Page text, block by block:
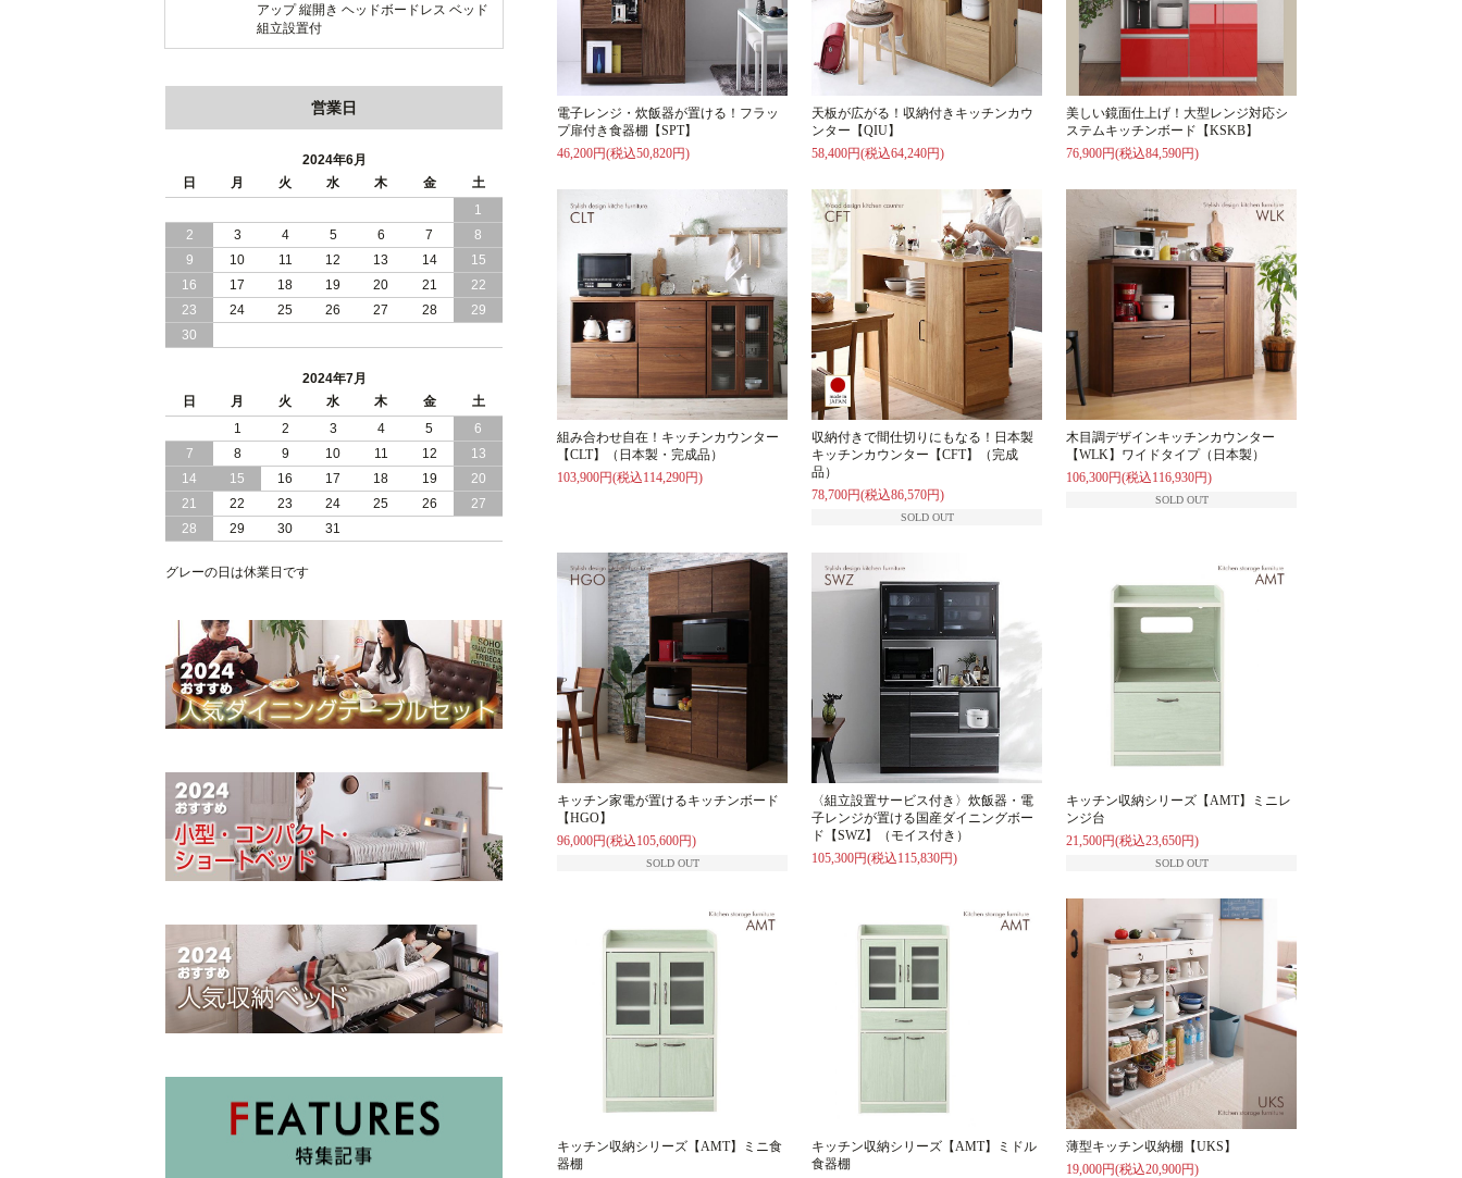
電子レンジ・炊飯器が置ける！フラッ
プ扉付き食器棚【SPT】
46,200円(税込50,820円)
天板が広がる！収納付きキッチンカウ
ンター【QIU】
58,400円(税込64,240円)
美しい鏡面仕上げ！大型レンジ対応シ
ステムキッチンボード【KSKB】
76,900円(税込84,590円)
組み合わせ自在！キッチンカウンター
【CLT】（日本製・完成品）
103,900円(税込114,290円)
収納付きで間仕切りにもなる！日本製
キッチンカウンター【CFT】（完成
品）
78,700円(税込86,570円)
SOLD OUT
木目調デザインキッチンカウンター
【WLK】ワイドタイプ（日本製）
106,300円(税込116,930円)
SOLD OUT
キッチン家電が置けるキッチンボード
【HGO】
96,000円(税込105,600円)
SOLD OUT
〈組立設置サービス付き〉炊飯器・電
子レンジが置ける国産ダイニングボー
ド【SWZ】（モイス付き）
105,300円(税込115,830円)
キッチン収納シリーズ【AMT】ミニレ
ンジ台
21,500円(税込23,650円)
SOLD OUT
キッチン収納シリーズ【AMT】ミニ食
器棚
キッチン収納シリーズ【AMT】ミドル
食器棚
薄型キッチン収納棚【UKS】
19,000円(税込20,900円)
アップ 縦開き ヘッドボードレス ベッド
組立設置付
ド 組立設置 付き
日本製 収納 跳ね上げ式 リフトアップ
ベッド 縦開き ヘッドボード 組立設置サ
ービス付き
2024/04/23
すのこ の 床板 簡単 軽い コンパクトな
大容量 収納 跳ね上げ式 ベッド
2024/03/28
おすすめ クイーン キング ワイドキング
サイズ で 通気性ある すのこ仕様 大容
畳 仕様 で 敷き布団 が使える 引き出し
収納 付き 大容量 チェスト ベッド 日本
製 ヘッドボードなし
2024/02/23
畳 の 床面 で 敷き布団 で 寝られる 引き
出し 収納庫 付 大容量 チェスト ベッド
日本製
し 収納庫 付き チェスト ベッド 日本製
営業日
2024年6月
日
月 火 水 木 金
土
1
2
3 4 5 6 7
8
9
10 11 12 13 14
15
16
17 18 19 20 21
22
23
24 25 26 27 28
29
30
2024年7月
日
月 火 水 木 金
土
1
2 3 4 5
6
7
8 9 10 11 12
13
14
15 16 17 18 19
20
21
22 23 24 25 26
27
28
29 30 31
グレーの日は休業日です